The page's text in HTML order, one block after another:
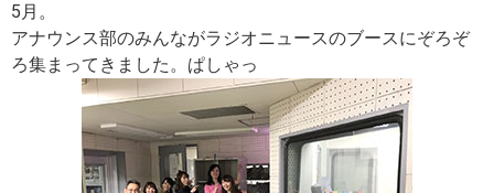
o
o
k
a
t
5月。
アナウンス部のみんながラジオニュースのブースにぞろぞ
ろ集まってきました。ぱしゃっ